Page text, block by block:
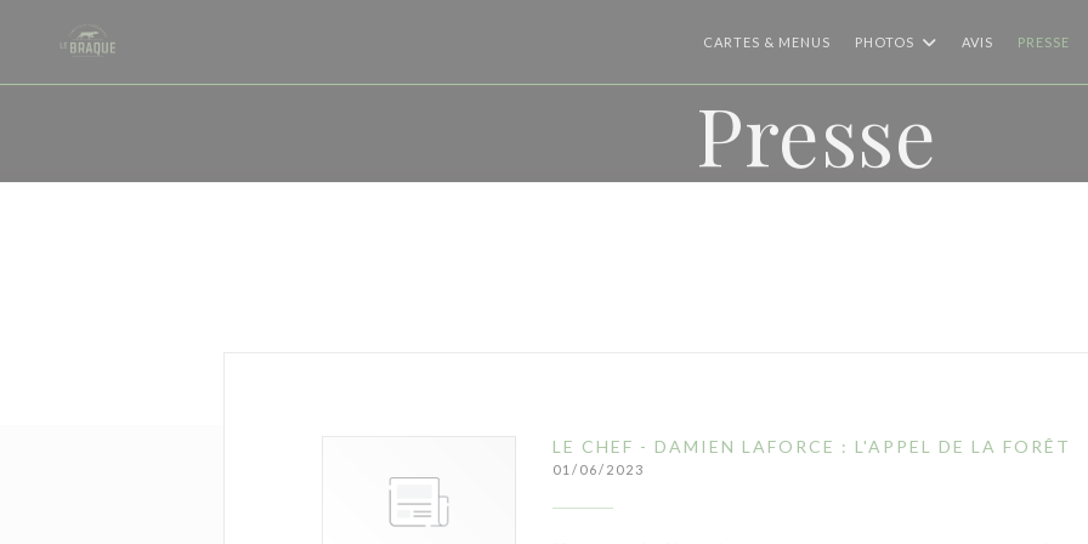
CARTES & MENUS PHOTOS AVIS PRESSE
Presse
LE CHEF - DAMIEN LAFORCE : L'APPEL DE LA FORÊT
01/06/2023